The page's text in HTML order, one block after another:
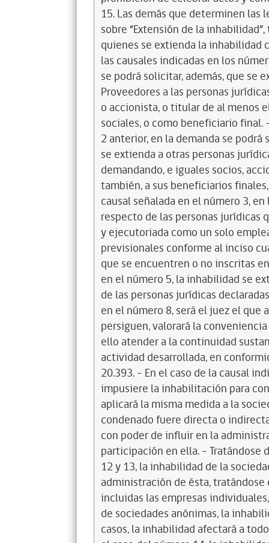
15. Las demás que determinen las
sobre “Extensión de la
quienes se extienda la inhabilidad
las causales indicadas en los
se podrá solicitar, además, que se
Proveedores a las personas
o accionista, o titular de al menos
sociales, o como beneficiario final.
2 anterior, en la demanda se
se extienda a otras personas
demandando, e iguales socios,
también, a sus beneficiarios
causal señalada en el número 3,
respecto de las personas jurídicas
y ejecutoriada como un solo
previsionales conforme al inciso
que se encuentren o no inscritas
en el número 5, la inhabilidad se
de las personas jurídicas
en el número 8, será el juez el que
persiguen, valorará la
ello atender a la continuidad
actividad desarrollada, en
20.393. - En el caso de la causal
impusiere la inhabilitación para
aplicará la misma medida a la
condenado fuere directa o
con poder de influir en la
participación en ella. - Tratándose
12 y 13, la inhabilidad de la
administración de ésta,
incluidas las empresas
de sociedades anónimas, la
casos, la inhabilidad afectará a